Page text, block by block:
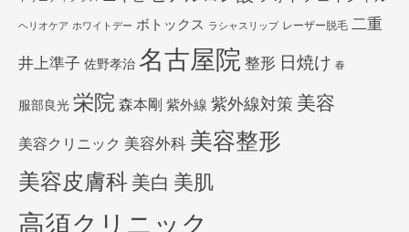
ヘリオケア ホワイトデー ボトックス ラシャスリップ レーザー脱毛 二重
井上準子 佐野孝治 名古屋院 整形 日焼け 春
服部良光 栄院 森本剛 紫外線 紫外線対策 美容
美容クリニック 美容外科 美容整形
美容皮膚科 美白 美肌
高須クリニック